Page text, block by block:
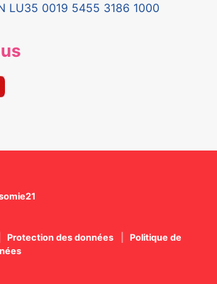
LU35 0019 5455 3186 1000
Protection des données
Politique de